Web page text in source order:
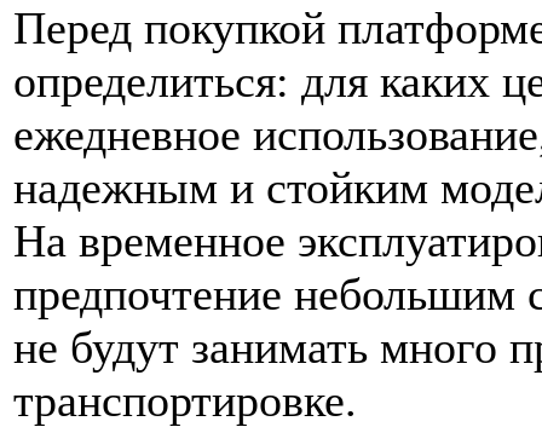
Перед покупкой
определиться: для каких
ежедневное
надежным и стойким
На временное
предпочтение небольшим
не будут занимать много
транспортировке.